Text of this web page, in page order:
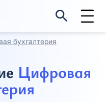
бухгалтерия
Цифровая
в ближайшее
в реальном